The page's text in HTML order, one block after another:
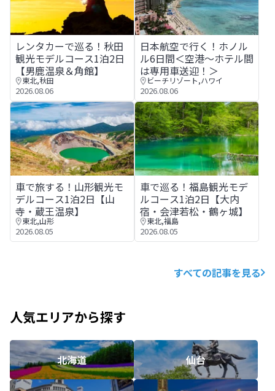
レンタカーで巡る！秋田観光モデルコース1泊2日【男鹿温
レンタカーで巡る！秋田
観光モデルコース1泊2日
【男鹿温泉＆角館】
東北,秋田
2026.08.06
日本航空で行く！ホノルル6
日本航空で行く！ホノル
ル6日間＜空港～ホテル間
は専用車送迎！＞
ビーチリゾート,ハワイ
2026.08.06
車で旅する！山形観光モデルコース1泊2日【山寺・蔵王温
車で旅する！山形観光モ
デルコース1泊2日【山
寺・蔵王温泉】
東北,山形
2026.08.05
車で巡る！福島観光モデルコ
車で巡る！福島観光モデ
ルコース1泊2日【大内
宿・会津若松・鶴ヶ城】
東北,福島
2026.08.05
すべての記事を見る
人気エリアから探す
北海道 仙台